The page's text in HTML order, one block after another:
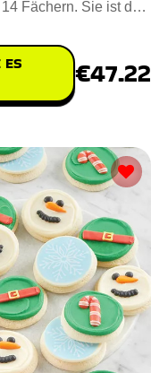
Fächern. Sie ist das
ES
€47.22